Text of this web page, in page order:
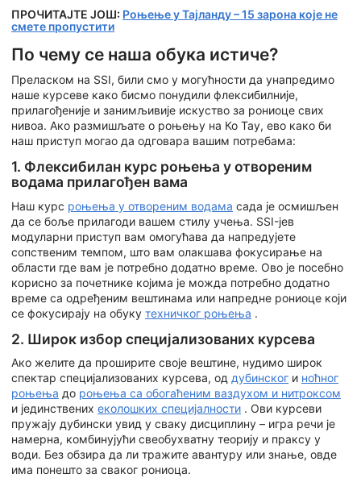
ПРОЧИТАЈТЕ ЈОШ: Роњење у Тајланду – 15 зарона које не
смете пропустити
По чему се наша обука истиче?
Преласком на SSI, били смо у могућности да унапредимо
наше курсеве како бисмо понудили флексибилније,
прилагођеније и занимљивије искуство за рониоце свих
нивоа. Ако размишљате о роњењу на Ко Тау, ево како би
наш приступ могао да одговара вашим потребама:
1. Флексибилан курс роњења у отвореним
водама прилагођен вама
Наш курс роњења у отвореним водама сада је осмишљен
да се боље прилагоди вашем стилу учења. SSI-јев
модуларни приступ вам омогућава да напредујете
сопственим темпом, што вам олакшава фокусирање на
области где вам је потребно додатно време. Ово је посебно
корисно за почетнике којима је можда потребно додатно
време са одређеним вештинама или напредне рониоце који
се фокусирају на обуку техничког роњења .
2. Широк избор специјализованих курсева
Ако желите да проширите своје вештине, нудимо широк
спектар специјализованих курсева, од дубинског и ноћног
роњења до роњења са обогаћеним ваздухом и нитроксом
и јединствених еколошких специјалности . Ови курсеви
пружају дубински увид у сваку дисциплину – игра речи је
намерна, комбинујући свеобухватну теорију и праксу у
води. Без обзира да ли тражите авантуру или знање, овде
има понешто за сваког рониоца.